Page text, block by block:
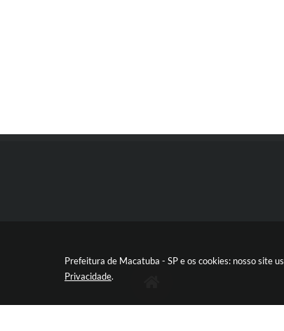
Prefeitura de Macatuba - SP e os cookies: nosso site
Privacidade.